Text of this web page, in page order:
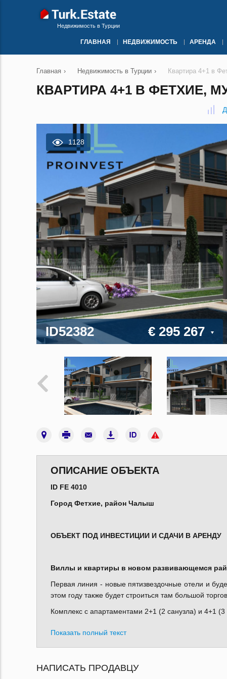
Недвижимость в Турции
ГЛАВНАЯ НЕДВИЖИМОСТЬ АРЕНДА
Главная › Недвижимость в Турции › Квартира 4+1 в
КВАРТИРА 4+1 В ФЕТХИЕ,
1128
ID52382 € 295 267
ОПИСАНИЕ ОБЪЕКТА
ID FE 4010
Город Фетхие, район Чалыш
ОБЪЕКТ ПОД ИНВЕСТИЦИИ И СДАЧИ В АРЕНДУ
Виллы и квартиры в новом развивающемся
Первая линия - новые пятизвездочные отели и
этом году также будет строиться там большой
Комплекс с апартаментами 2+1 (2 санузла) и 4+1 (3
Показать полный текст
НАПИСАТЬ ПРОДАВЦУ